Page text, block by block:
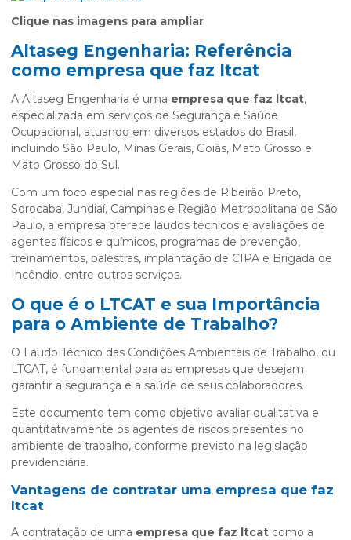
Clique nas imagens para ampliar
Altaseg Engenharia: Referência
como empresa que faz ltcat
A Altaseg Engenharia é uma empresa que faz ltcat,
especializada em serviços de Segurança e Saúde
Ocupacional, atuando em diversos estados do Brasil,
incluindo São Paulo, Minas Gerais, Goiás, Mato Grosso e
Mato Grosso do Sul.
Com um foco especial nas regiões de Ribeirão Preto,
Sorocaba, Jundiaí, Campinas e Região Metropolitana de São
Paulo, a empresa oferece laudos técnicos e avaliações de
agentes físicos e químicos, programas de prevenção,
treinamentos, palestras, implantação de CIPA e Brigada de
Incêndio, entre outros serviços.
O que é o LTCAT e sua Importância
para o Ambiente de Trabalho?
O Laudo Técnico das Condições Ambientais de Trabalho, ou
LTCAT, é fundamental para as empresas que desejam
garantir a segurança e a saúde de seus colaboradores.
Este documento tem como objetivo avaliar qualitativa e
quantitativamente os agentes de riscos presentes no
ambiente de trabalho, conforme previsto na legislação
previdenciária.
Vantagens de contratar uma empresa que faz
ltcat
A contratação de uma empresa que faz ltcat como a